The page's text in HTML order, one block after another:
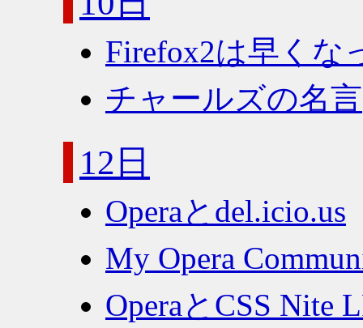
Firefox2は早くな
チャールズの名言
12日
Operaとdel.icio.us
My Opera
OperaとCSS Nite